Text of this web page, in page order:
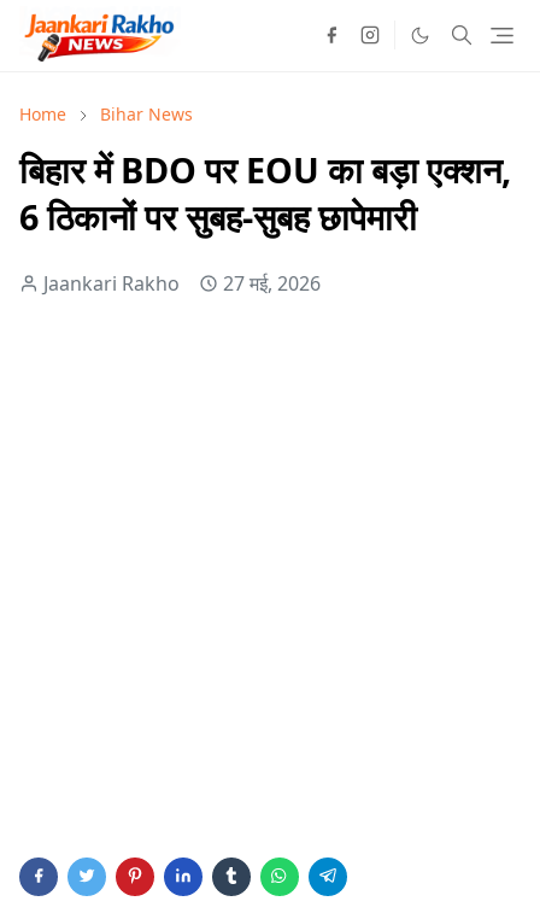
Home Bihar News
बिहार में BDO पर EOU का बड़ा एक्शन,
6 ठिकानों पर सुबह-सुबह छापेमारी
Jaankari Rakho 27 मई, 2026